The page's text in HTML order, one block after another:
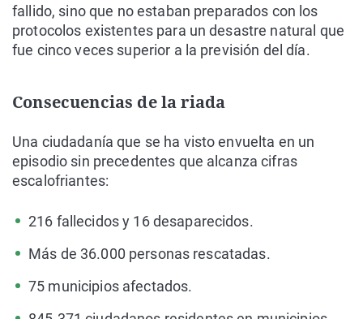
fallido, sino que no estaban preparados con los
protocolos existentes para un desastre natural que
fue cinco veces superior a la previsión del día.
Consecuencias de la riada
Una ciudadanía que se ha visto envuelta en un
episodio sin precedentes que alcanza cifras
escalofriantes:
216 fallecidos y 16 desaparecidos.
Más de 36.000 personas rescatadas.
75 municipios afectados.